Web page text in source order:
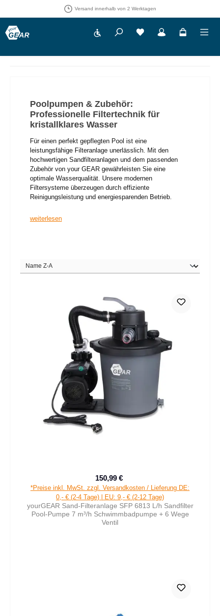
30 Tage Rückgaberecht
Werkzeugleiste anzeigenDu hast 0 Produkte auf
Poolpumpen & Zubehör:
Professionelle Filtertechnik für
kristallklares Wasser
Für einen perfekt gepflegten Pool ist eine
leistungsfähige Filteranlage unerlässlich. Mit den
hochwertigen Sandfilteranlagen und dem passenden
Zubehör von your GEAR gewährleisten Sie eine
optimale Wasserqualität. Unsere modernen
Filtersysteme überzeugen durch effiziente
Reinigungsleistung und energiesparenden Betrieb.
weiterlesen
Verkaufspreis:
150,99 €
*Preise inkl. MwSt. zzgl. Versandkosten / Lieferung DE:
0,- € (2-4 Tage) | EU: 9,- € (2-12 Tage)
yourGEAR Sand-Filteranlage SFP 6813 L/h Sandfilter
Pool-Pumpe 7 m³/h Schwimmbadpumpe + 6 Wege
Ventil